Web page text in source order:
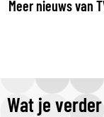
Meer nieuws van
Wat je